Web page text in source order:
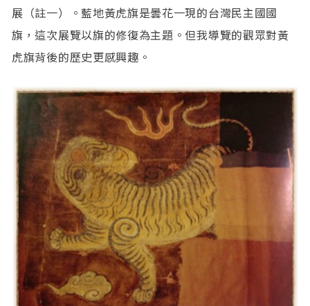
展（註一）。藍地黃虎旗是曇花一現的台灣民主國國
旗，這次展覽以旗的修復為主題。但我導覽的觀眾對黃
虎旗背後的歷史更感興趣。